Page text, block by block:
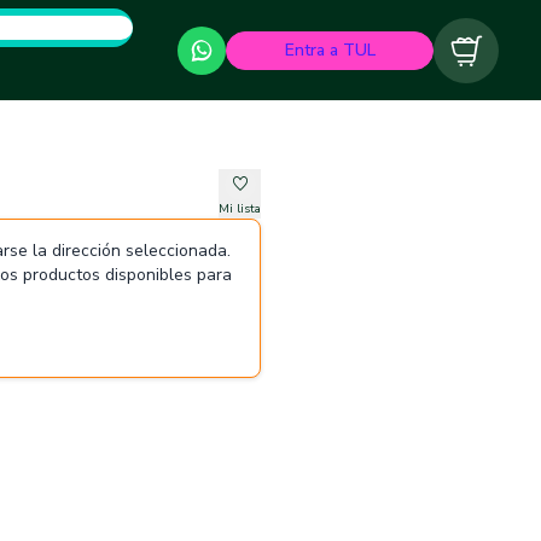
Entra a TUL Carrito
Mi lista
la dirección seleccionada.
productos disponibles para